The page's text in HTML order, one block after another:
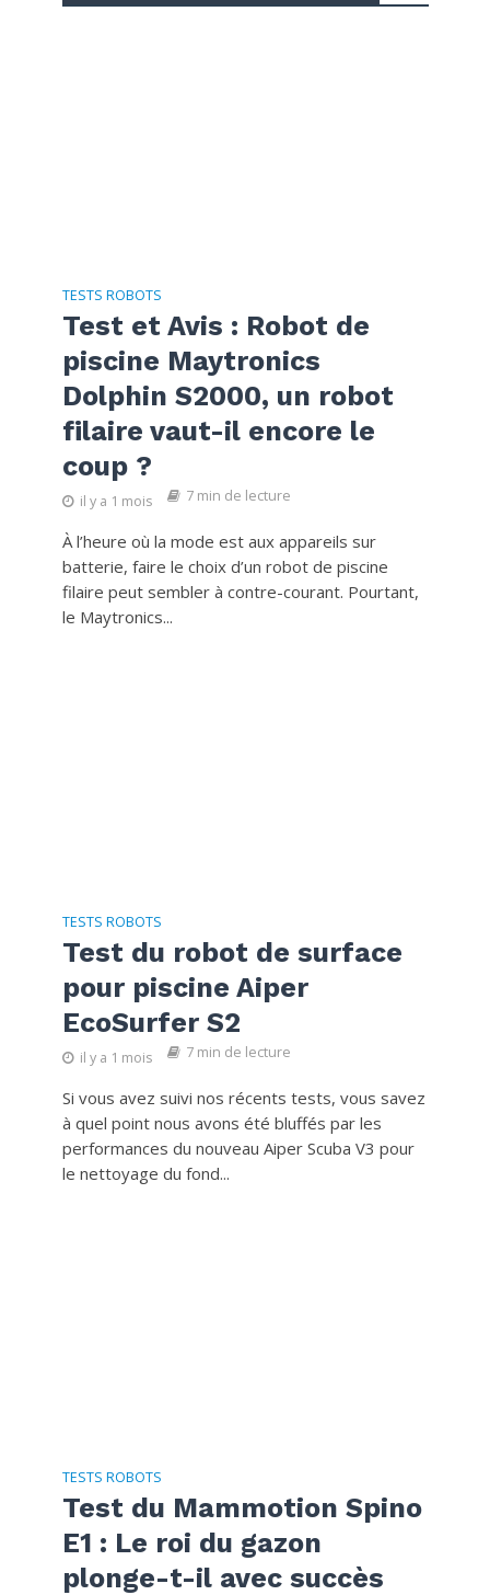
TESTS ROBOTS
Test et Avis : Robot de
piscine Maytronics
Dolphin S2000, un robot
filaire vaut-il encore le
coup ?
il y a 1 mois 7 min de lecture
À l’heure où la mode est aux appareils sur
batterie, faire le choix d’un robot de piscine
filaire peut sembler à contre-courant. Pourtant,
le Maytronics...
TESTS ROBOTS
Test du robot de surface
pour piscine Aiper
EcoSurfer S2
il y a 1 mois 7 min de lecture
Si vous avez suivi nos récents tests, vous savez
à quel point nous avons été bluffés par les
performances du nouveau Aiper Scuba V3 pour
le nettoyage du fond...
TESTS ROBOTS
Test du Mammotion Spino
E1 : Le roi du gazon
plonge-t-il avec succès